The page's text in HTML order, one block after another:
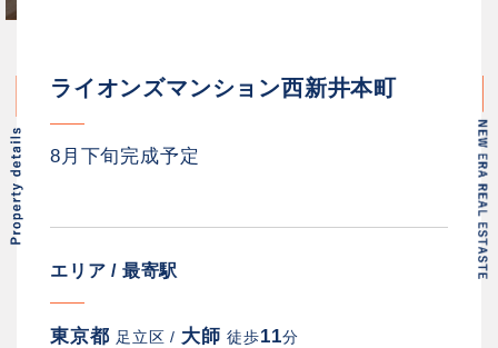
ライオンズマンション西新井本町
8月下旬完成予定
エリア / 最寄駅
東京都 足立区 / 大師徒歩11分